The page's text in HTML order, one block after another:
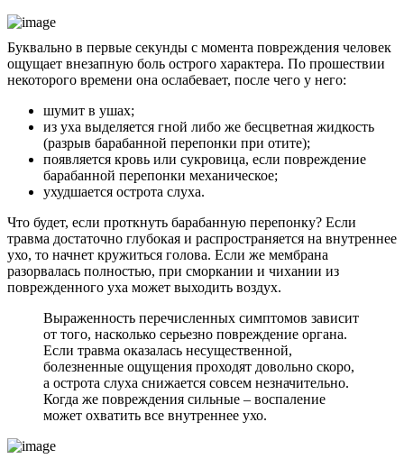
Буквально в первые секунды с момента повреждения человек
ощущает внезапную боль острого характера. По прошествии
некоторого времени она ослабевает, после чего у него:
шумит в ушах;
из уха выделяется гной либо же бесцветная жидкость
(разрыв барабанной перепонки при отите);
появляется кровь или сукровица, если повреждение
барабанной перепонки механическое;
ухудшается острота слуха.
Что будет, если проткнуть барабанную перепонку? Если
травма достаточно глубокая и распространяется на внутреннее
ухо, то начнет кружиться голова. Если же мембрана
разорвалась полностью, при сморкании и чихании из
поврежденного уха может выходить воздух.
Выраженность перечисленных симптомов зависит
от того, насколько серьезно повреждение органа.
Если травма оказалась несущественной,
болезненные ощущения проходят довольно скоро,
а острота слуха снижается совсем незначительно.
Когда же повреждения сильные – воспаление
может охватить все внутреннее ухо.